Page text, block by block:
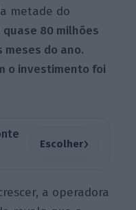
metade do
80 milhões
meses do ano.
o investimento foi
Escolher›
a operadora